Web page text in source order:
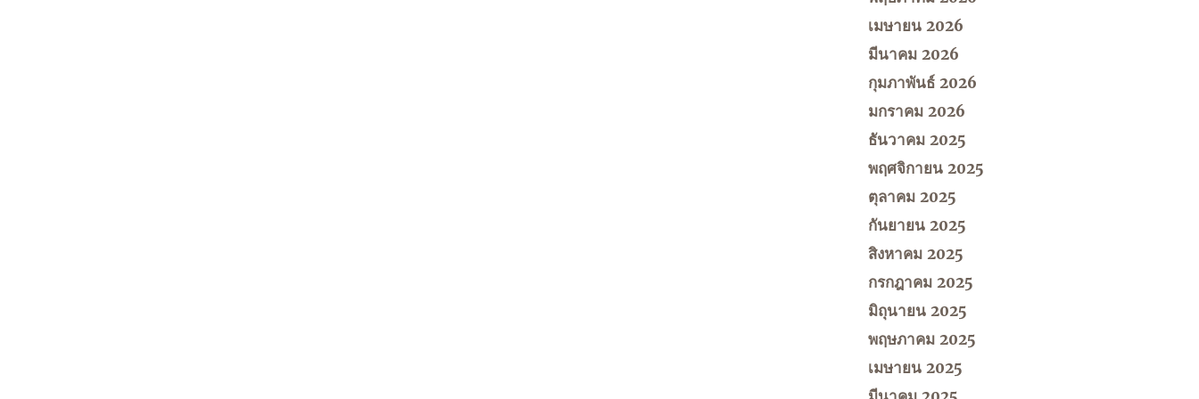
เมษายน 2026
มีนาคม 2026
กุมภาพันธ์ 2026
มกราคม 2026
ธันวาคม 2025
พฤศจิกายน 2025
ตุลาคม 2025
กันยายน 2025
สิงหาคม 2025
กรกฎาคม 2025
มิถุนายน 2025
พฤษภาคม 2025
เมษายน 2025